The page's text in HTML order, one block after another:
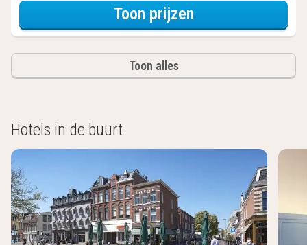
Toon prijzenvoor
Toon alles
Hotels in de buurt